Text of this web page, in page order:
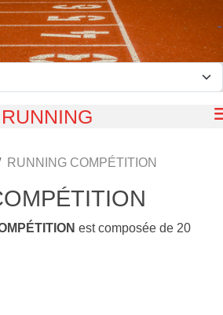
RUNNING
RUNNING COMPÉTITION
est composée de 20
cookies